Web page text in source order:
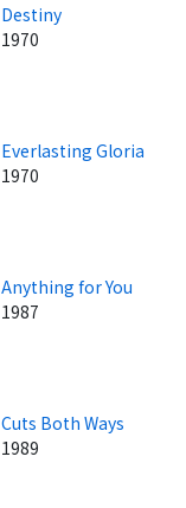
Destiny
1970
Everlasting Gloria
1970
Anything for You
1987
Cuts Both Ways
1989